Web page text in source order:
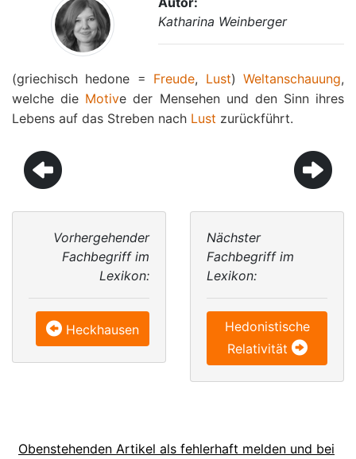
Katharina Weinberger
(griechisch hedone = Freude, Lust)Weltanschauung,
welche die Motive der Mensehen und den Sinn ihres
Lebens auf das Streben nach Lust zurückführt.
Vorhergehender
Fachbegriff im
Lexikon:
Heckhausen
Nächster
Fachbegriff im
Lexikon:
Hedonistische
Relativität
Obenstehenden Artikel als fehlerhaft melden und bei